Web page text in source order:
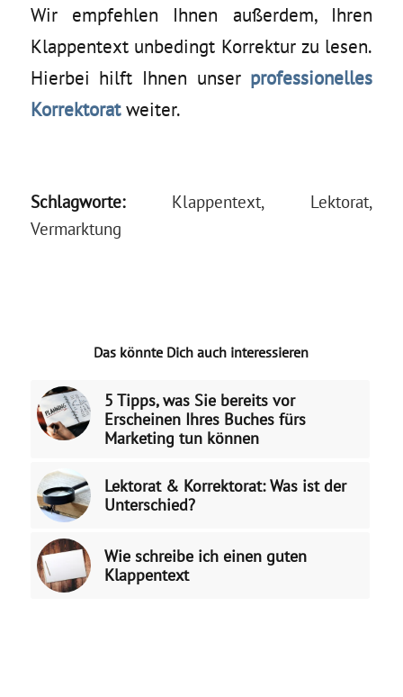
Wir empfehlen Ihnen außerdem, Ihren
Klappentext unbedingt Korrektur zu lesen.
Hierbei hilft Ihnen unser professionelles
Korrektoratweiter.
Schlagworte: Klappentext, Lektorat,
Vermarktung
Das könnte Dich auch interessieren
5 Tipps, was Sie bereits vor
Erscheinen Ihres Buches fürs
Marketing tun können
Lektorat & Korrektorat: Was ist der
Unterschied?
Wie schreibe ich einen guten
Klappentext